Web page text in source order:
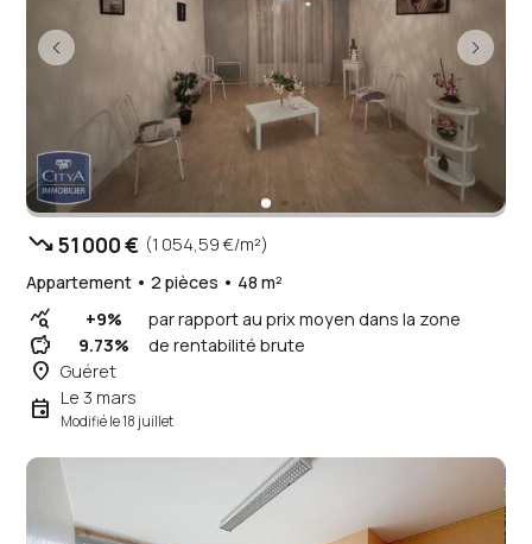
trending_down51 000 € (1 054,59 €/m²)
Appartement • 2 pièces • 48 m²
query_stats +9% par rapport au prix moyen dans la zone
savings 9.73% de rentabilité brute
place Guéret
event Le 3 mars
Modifié le 18 juillet